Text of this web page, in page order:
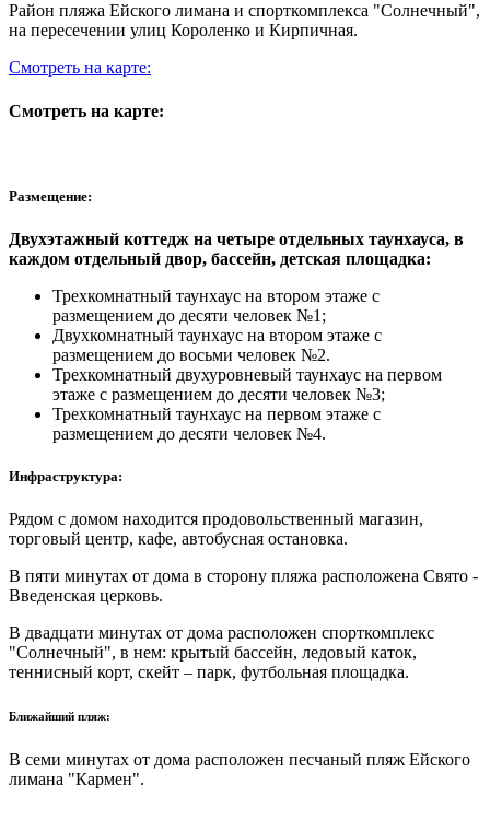
Район пляжа Ейского лимана и спорткомплекса "Солнечный",
на пересечении улиц Короленко и Кирпичная.
Смотреть на карте:
Смотреть на карте:
Размещение:
Двухэтажный коттедж на четыре отдельных таунхауса, в
каждом отдельный двор, бассейн, детская площадка:
Трехкомнатный таунхаус на втором этаже с
размещением до десяти человек №1;
Двухкомнатный таунхаус на втором этаже с
размещением до восьми человек №2.
Трехкомнатный двухуровневый таунхаус на первом
этаже с размещением до десяти человек №3;
Трехкомнатный таунхаус на первом этаже с
размещением до десяти человек №4.
Инфраструктура:
Рядом с домом находится продовольственный магазин,
торговый центр, кафе, автобусная остановка.
В пяти минутах от дома в сторону пляжа расположена Свято -
Введенская церковь.
В двадцати минутах от дома расположен спорткомплекс
"Солнечный", в нем: крытый бассейн, ледовый каток,
теннисный корт, скейт – парк, футбольная площадка.
Ближайший пляж:
В семи минутах от дома расположен песчаный пляж Ейского
лимана "Кармен".